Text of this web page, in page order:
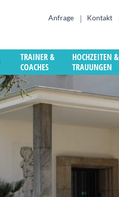
Anfrage Kontakt
TRAINER &
COACHES
HOCHZEITEN &
TRAUUNGEN